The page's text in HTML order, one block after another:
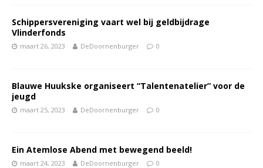
Schippersvereniging vaart wel bij geldbijdrage
Vlinderfonds
maart 26, 2023 DeDoornenburger 0
Blauwe Huukske organiseert “Talentenatelier” voor de
jeugd
maart 25, 2023 DeDoornenburger 0
Ein Atemlose Abend met bewegend beeld!
maart 24, 2023 DeDoornenburger 0